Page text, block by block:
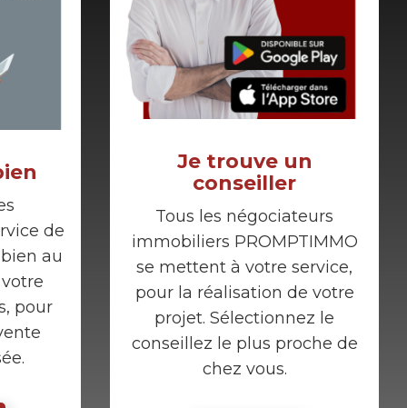
de
au
pour
Je trouve un
conseiller
Tous les négociateurs
immobiliers PROMPTIMMO
se mettent à votre service,
pour la réalisation de votre
projet. Sélectionnez le
conseillez le plus proche de
chez vous.